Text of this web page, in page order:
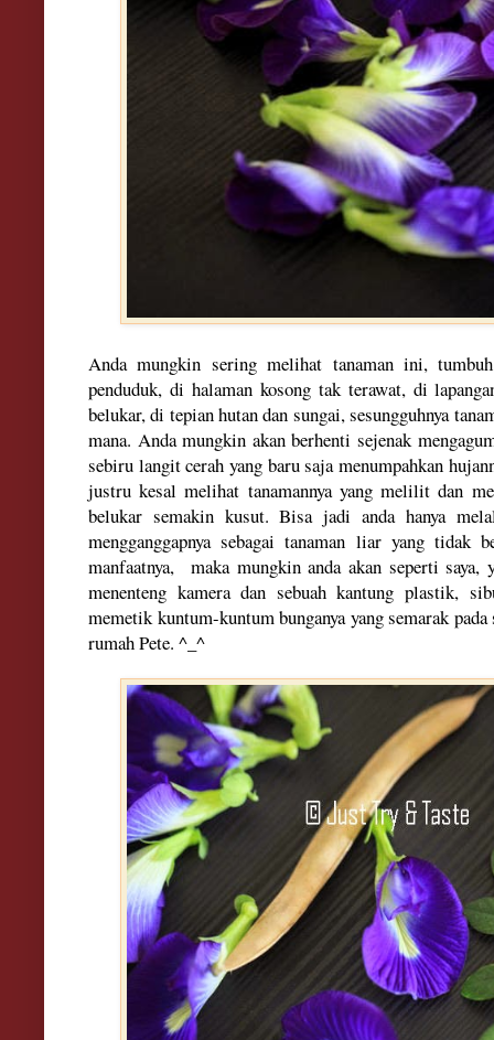
Anda mungkin sering melihat tanaman ini,
penduduk, di halaman kosong tak terawat, di
belukar, di tepian hutan dan sungai, sesungguhnya
mana. Anda mungkin akan berhenti sejenak
sebiru langit cerah yang baru saja menumpahkan
justru kesal melihat tanamannya yang melilit dan
belukar semakin kusut. Bisa jadi anda hanya
mengganggapnya sebagai tanaman liar yang tidak
manfaatnya, maka mungkin anda akan seperti saya,
menenteng kamera dan sebuah kantung plastik,
memetik kuntum-kuntum bunganya yang semarak
rumah Pete. ^_^